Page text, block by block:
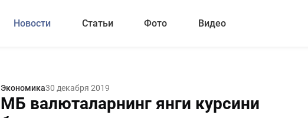
Новости Статьи Фото Видео
Экономика30 декабря 2019
МБ валюталарнинг янги курсини